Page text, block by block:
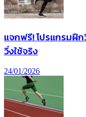
แจกฟรี! โปรแกรมฝึ
วิ่งใช้จริง
24/01/2026